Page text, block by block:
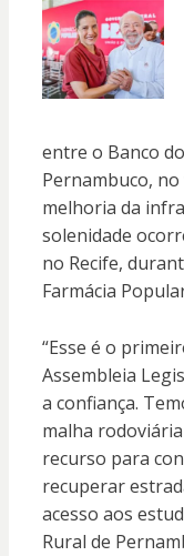
entre o Banco
Pernambuco,
melhoria da
solenidade
no Recife,
Farmácia
“Esse é o
Assembleia
a confiança.
malha
recurso para
recuperar
acesso aos
Rural de